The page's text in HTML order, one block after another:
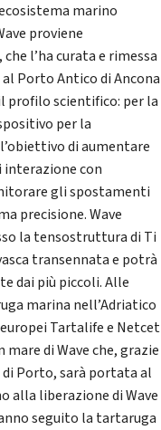
marino
proviene
l’ha curata e rimessa
Porto Antico di Ancona
profilo scientifico: per la
per la
di aumentare
interazione con
gli spostamenti
precisione. Wave
la tensostruttura di Ti
transennata e potrà
dai più piccoli. Alle
marina nell’Adriatico
Tartalife e Netcet
di Wave che, grazie
Porto, sarà portata al
alla liberazione di Wave
seguito la tartaruga